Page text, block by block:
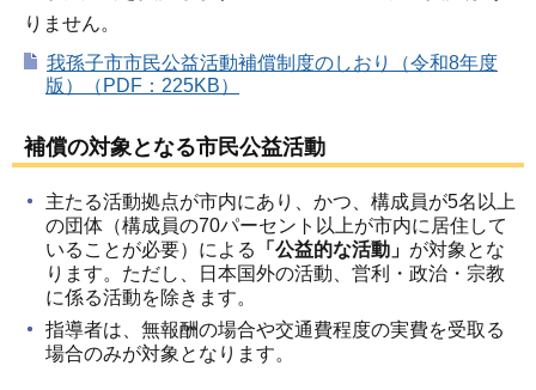
りません。
我孫子市市民公益活動補償制度のしおり（令和8年度
版）（PDF：225KB）
補償の対象となる市民公益活動
主たる活動拠点が市内にあり、かつ、構成員が5名以上
の団体（構成員の70パーセント以上が市内に居住して
いることが必要）による
「公益的な活動」 が対象とな
ります。ただし、日本国外の活動、営利・政治・宗教
に係る活動を除きます。
指導者は、無報酬の場合や交通費程度の実費を受取る
場合のみが対象となります。